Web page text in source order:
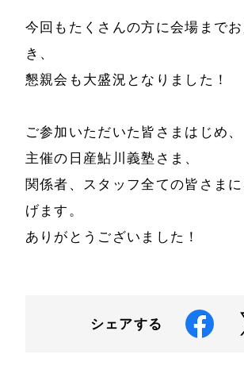
今回もたくさんの方に会場まで
き、
懇親会も大盛況となりました！
ご参加いただいた皆さまはじめ、
主催の日産鮎川義塾さま、
関係者、スタッフ全ての皆さま
げます。
ありがとうございました！
シェアする